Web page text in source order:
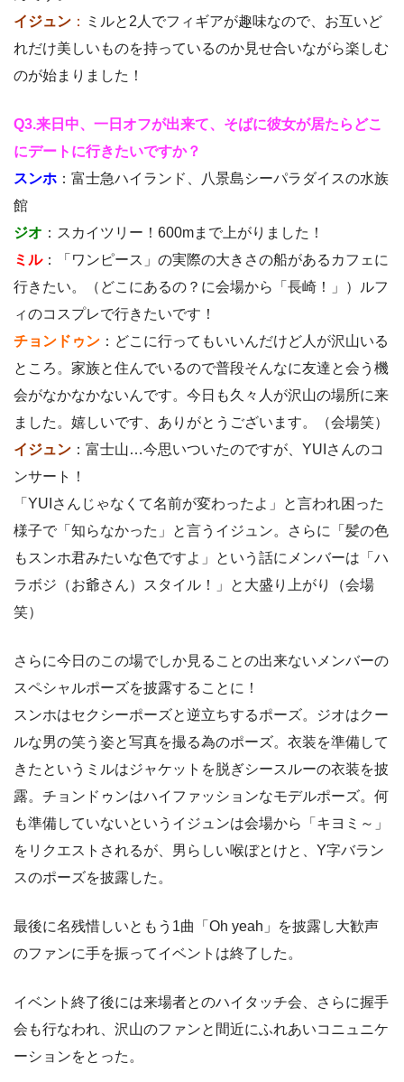
イジュン ：
ミルと2人でフィギアが趣味なので、お互いど
れだけ美しいものを持っているのか見せ合いながら楽しむ
のが始まりました！
Q3.来日中、一日オフが出来て、そばに彼女が居たらどこ
にデートに行きたいですか？
スンホ ：富士急ハイランド、八景島シーパラダイスの水族
館
ジオ ：スカイツリー！600mまで上がりました！
ミル：「ワンピース」の実際の大きさの船があるカフェに
行きたい。（どこにあるの？に会場から「長崎！」）ルフ
ィのコスプレで行きたいです！
チョンドゥン ：どこに行ってもいいんだけど人が沢山いる
ところ。家族と住んでいるので普段そんなに友達と会う機
会がなかなかないんです。今日も久々人が沢山の場所に来
ました。嬉しいです、ありがとうございます。（会場笑）
イジュン ：富士山…今思いついたのですが、YUIさんのコ
ンサート！
「YUIさんじゃなくて名前が変わったよ」と言われ困った
様子で「知らなかった」と言うイジュン。さらに「髪の色
もスンホ君みたいな色ですよ」という話にメンバーは「ハ
ラボジ（お爺さん）スタイル！」と大盛り上がり（会場
笑）
さらに今日のこの場でしか見ることの出来ないメンバーの
スペシャルポーズを披露することに！
スンホはセクシーポーズと逆立ちするポーズ。ジオはクー
ルな男の笑う姿と写真を撮る為のポーズ。衣装を準備して
きたというミルはジャケットを脱ぎシースルーの衣装を披
露。チョンドゥンはハイファッションなモデルポーズ。何
も準備していないというイジュンは会場から「キヨミ～」
をリクエストされるが、男らしい喉ぼとけと、Y字バラン
スのポーズを披露した。
最後に名残惜しいともう1曲「Oh yeah」を披露し大歓声
のファンに手を振ってイベントは終了した。
イベント終了後には来場者とのハイタッチ会、さらに握手
会も行なわれ、沢山のファンと間近にふれあいコニュニケ
ーションをとった。